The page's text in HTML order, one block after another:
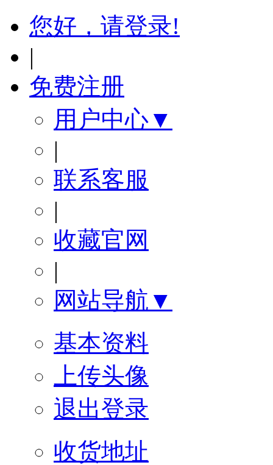
您好，请登录!
|
免费注册
用户中心▼
|
联系客服
|
收藏官网
|
网站导航▼
基本资料
上传头像
退出登录
收货地址